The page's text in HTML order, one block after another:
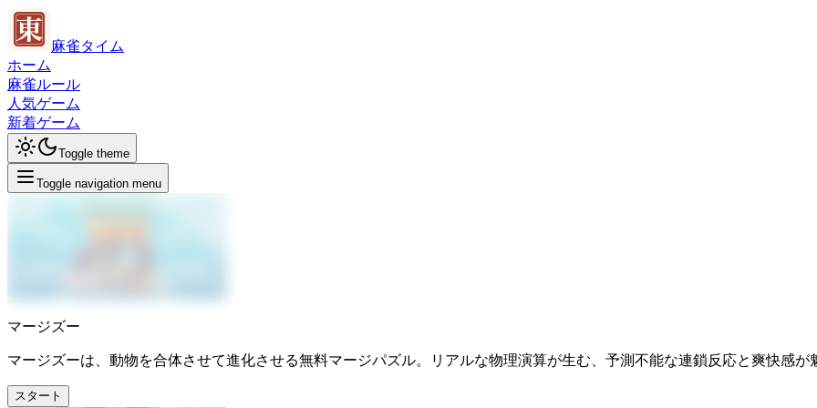
麻雀タイム
ホーム
麻雀ルール
人気ゲーム
新着ゲーム
Toggle theme
Toggle navigation menu
マージズー
マージズーは、動物を合体させて進化させる無料マージパズル。リアルな物理演算が生む、予測不能な連鎖反応と爽快感が
スタート